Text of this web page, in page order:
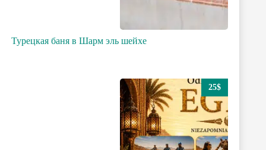
Турецкая баня в Шарм эль шейхе
25$